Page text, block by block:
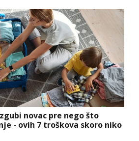
novac pre nego što
- ovih 7 troškova skoro niko